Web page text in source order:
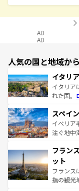
AD
AD
人気の国と地域か
イタリア
イタリア
れた国。
ろん、ト
景など、
ピザやパ
ませてく
なお、新
しい。
スペイン
イベリア
注ぐ地中
文化が根
れる闘牛
る。首都
アートに
フラン
ット
フランス
指の観光